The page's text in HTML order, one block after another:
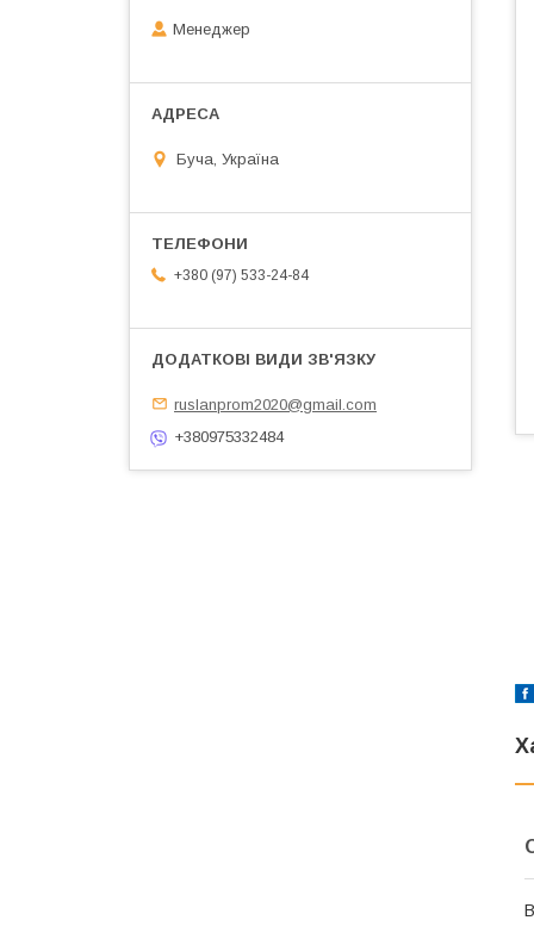
Менеджер
Буча, Україна
+380 (97) 533-24-84
ruslanprom2020@gmail.com
+380975332484